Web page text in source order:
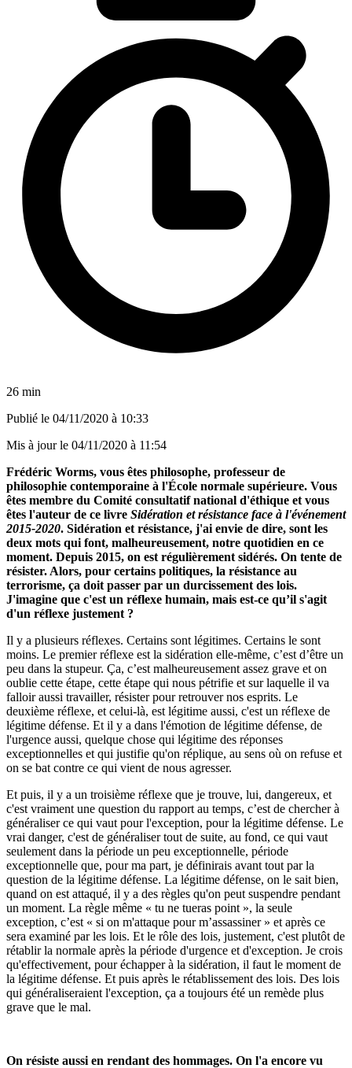
26 min
Publié le 04/11/2020 à 10:33
Mis à jour le 04/11/2020 à 11:54
Frédéric Worms, vous êtes philosophe, professeur de
philosophie contemporaine à l'École normale supérieure. Vous
êtes membre du Comité consultatif national d'éthique et vous
êtes l'auteur de ce livre Sidération et résistance face à l'événement
2015-2020. Sidération et résistance, j'ai envie de dire, sont les
deux mots qui font, malheureusement, notre quotidien en ce
moment. Depuis 2015, on est régulièrement sidérés. On tente de
résister. Alors, pour certains politiques, la résistance au
terrorisme, ça doit passer par un durcissement des lois.
J'imagine que c'est un réflexe humain, mais est-ce qu’il s'agit
d'un réflexe justement ?
Il y a plusieurs réflexes. Certains sont légitimes. Certains le sont
moins. Le premier réflexe est la sidération elle-même, c’est d’être un
peu dans la stupeur. Ça, c’est malheureusement assez grave et on
oublie cette étape, cette étape qui nous pétrifie et sur laquelle il va
falloir aussi travailler, résister pour retrouver nos esprits. Le
deuxième réflexe, et celui-là, est légitime aussi, c'est un réflexe de
légitime défense. Et il y a dans l'émotion de légitime défense, de
l'urgence aussi, quelque chose qui légitime des réponses
exceptionnelles et qui justifie qu'on réplique, au sens où on refuse et
on se bat contre ce qui vient de nous agresser.
Et puis, il y a un troisième réflexe que je trouve, lui, dangereux, et
c'est vraiment une question du rapport au temps, c’est de chercher à
généraliser ce qui vaut pour l'exception, pour la légitime défense. Le
vrai danger, c'est de généraliser tout de suite, au fond, ce qui vaut
seulement dans la période un peu exceptionnelle, période
exceptionnelle que, pour ma part, je définirais avant tout par la
question de la légitime défense. La légitime défense, on le sait bien,
quand on est attaqué, il y a des règles qu'on peut suspendre pendant
un moment. La règle même « tu ne tueras point », la seule
exception, c’est « si on m'attaque pour m’assassiner » et après ce
sera examiné par les lois. Et le rôle des lois, justement, c'est plutôt de
rétablir la normale après la période d'urgence et d'exception. Je crois
qu'effectivement, pour échapper à la sidération, il faut le moment de
la légitime défense. Et puis après le rétablissement des lois. Des lois
qui généraliseraient l'exception, ça a toujours été un remède plus
grave que le mal.
On résiste aussi en rendant des hommages. On l'a encore vu